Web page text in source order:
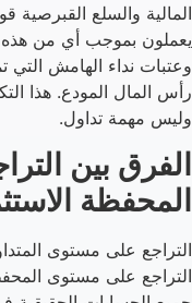
المالية والسلع القبرصية
يعملون بموجب أي من هذه
وعتبات نداء الهامش التي
رأس المال المودع. هذا
وليس مهمة تداول.
الفرق بين
المحفظة
التراجع على مستوى
التراجع على مستوى